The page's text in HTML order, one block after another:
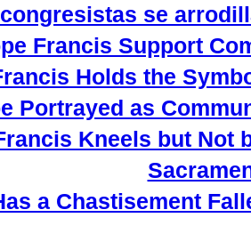
se
Francis Support
Holds the
Portrayed as
Kneels but Not
a Chastisement